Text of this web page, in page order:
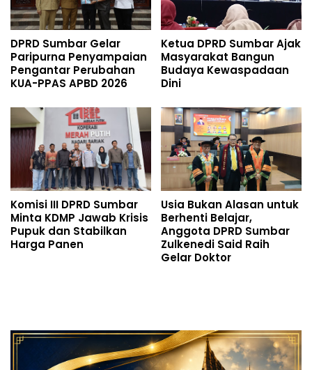
DPRD Sumbar Gelar
Paripurna Penyampaian
Pengantar Perubahan
KUA-PPAS APBD 2026
Ketua DPRD Sumbar Ajak
Masyarakat Bangun
Budaya Kewaspadaan
Dini
Komisi III DPRD Sumbar
Minta KDMP Jawab Krisis
Pupuk dan Stabilkan
Harga Panen
Usia Bukan Alasan untuk
Berhenti Belajar,
Anggota DPRD Sumbar
Zulkenedi Said Raih
Gelar Doktor